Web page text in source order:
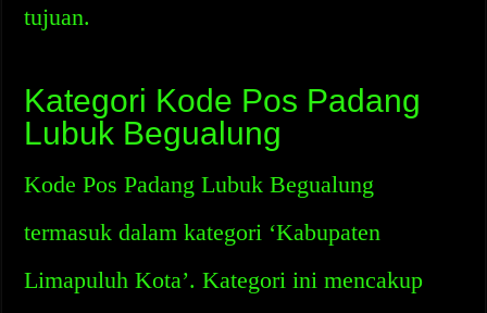
tujuan.
Kategori Kode Pos Padang
Lubuk Begualung
Kode Pos Padang Lubuk Begualung
termasuk dalam kategori ‘Kabupaten
Limapuluh Kota’. Kategori ini mencakup